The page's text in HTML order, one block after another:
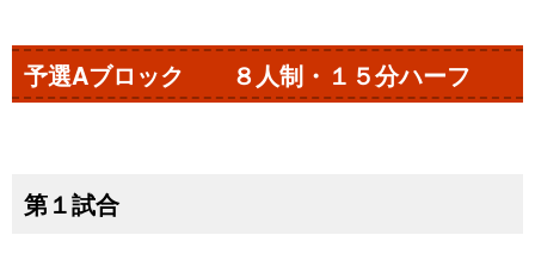
予選Aブロック ８人制・１５分ハーフ
第１試合